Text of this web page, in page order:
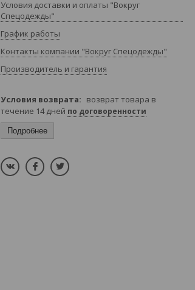
Условия доставки и оплаты "Вокруг
Спецодежды"
График работы
Контакты компании "Вокруг Спецодежды"
Производитель и гарантия
возврат товара в
течение 14 дней по договоренности
Подробнее